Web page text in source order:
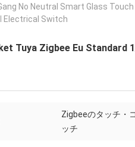
No Neutral Smart Glass Touch
Electrical Switch
Tuya Zigbee Eu Standard
Zigbeeのタッチ・
ッチ